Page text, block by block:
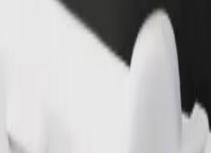
άτομα με αναπηρία. Αν έχετε ειδικά αιτήματα,